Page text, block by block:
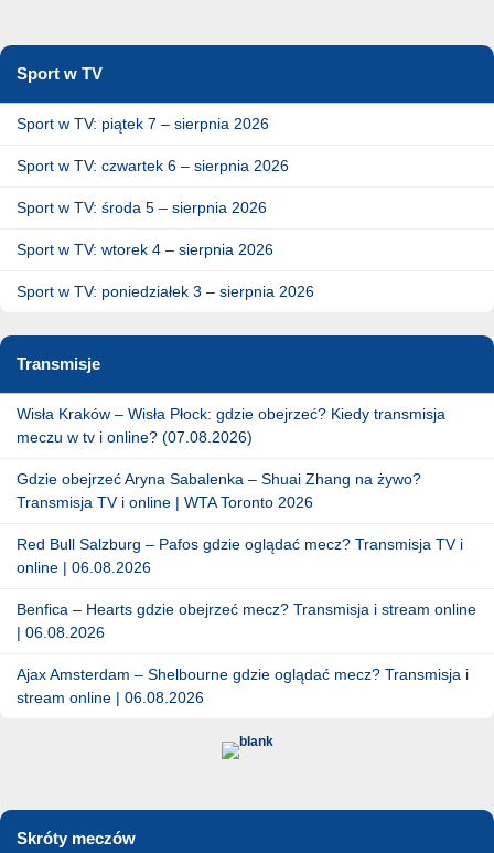
Sport w TV
Sport w TV: piątek 7 – sierpnia 2026
Sport w TV: czwartek 6 – sierpnia 2026
Sport w TV: środa 5 – sierpnia 2026
Sport w TV: wtorek 4 – sierpnia 2026
Sport w TV: poniedziałek 3 – sierpnia 2026
Transmisje
Wisła Kraków – Wisła Płock: gdzie obejrzeć? Kiedy transmisja
meczu w tv i online? (07.08.2026)
Gdzie obejrzeć Aryna Sabalenka – Shuai Zhang na żywo?
Transmisja TV i online | WTA Toronto 2026
Red Bull Salzburg – Pafos gdzie oglądać mecz? Transmisja TV i
online | 06.08.2026
Benfica – Hearts gdzie obejrzeć mecz? Transmisja i stream online
| 06.08.2026
Ajax Amsterdam – Shelbourne gdzie oglądać mecz? Transmisja i
stream online | 06.08.2026
Skróty meczów